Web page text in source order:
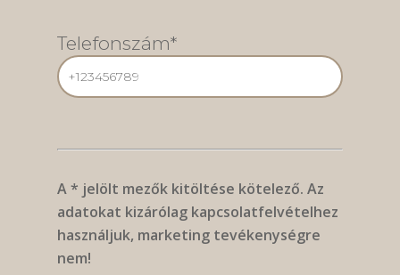
Telefonszám*
A * jelölt mezők kitöltése kötelező. Az
adatokat kizárólag kapcsolatfelvételhez
használjuk, marketing tevékenységre
nem!